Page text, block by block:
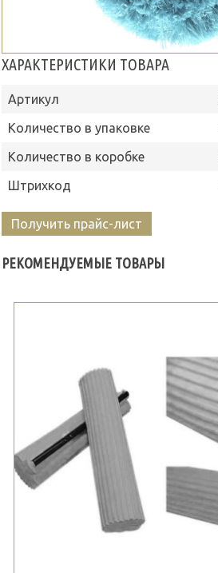
ХАРАКТЕРИСТИКИ ТОВАРА
Артикул
Количество в упаковке
Количество в коробке
Штрихкод
Получить прайс-лист
РЕКОМЕНДУЕМЫЕ ТОВАРЫ